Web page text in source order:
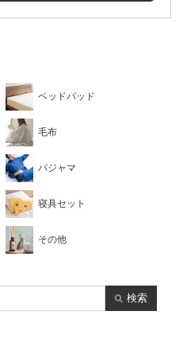
ベッドパッド
毛布
パジャマ
寝具セット
その他
検索